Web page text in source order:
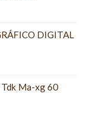
DIGITAL
Ma-xg 60